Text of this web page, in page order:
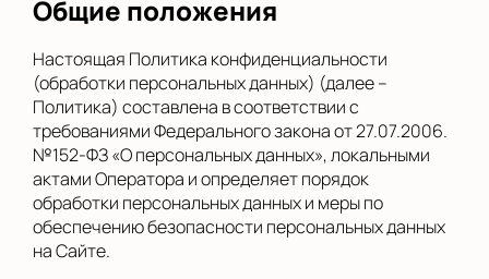
Общие положения
Настоящая Политика конфиденциальности
(обработки персональных данных) (далее –
Политика) составлена в соответствии с
требованиями Федерального закона от 27.07.2006.
№152-ФЗ «О персональных данных», локальными
актами Оператора и определяет порядок
обработки персональных данных и меры по
обеспечению безопасности персональных данных
на Сайте.